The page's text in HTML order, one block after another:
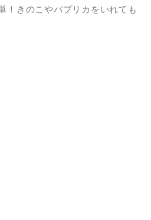
！きのこやパプリカをいれても